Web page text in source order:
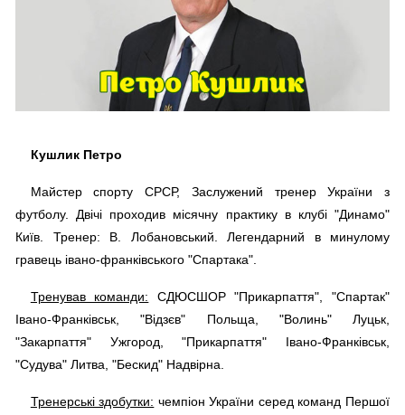
Кушлик Петро
Майстер спорту СРСР, Заслужений тренер України з
футболу. Двічі проходив місячну практику в клубі "Динамо"
Київ. Тренер: В. Лобановський. Легендарний в минулому
гравець івано-франківського "Спартака".
Тренував команди: СДЮСШОР "Прикарпаття", "Спартак"
Івано-Франківськ, "Відзєв" Польща, "Волинь" Луцьк,
"Закарпаття" Ужгород, "Прикарпаття" Івано-Франківськ,
"Судува" Литва, "Бескид" Надвірна.
Тренерські здобутки: чемпіон України серед команд Першої